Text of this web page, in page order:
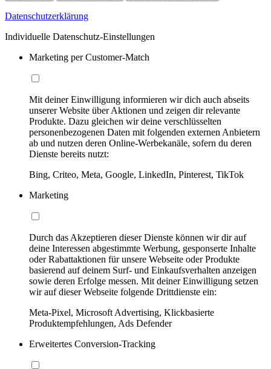
Datenschutzerklärung
Individuelle Datenschutz-Einstellungen
Marketing per Customer-Match
Mit deiner Einwilligung informieren wir dich auch abseits
unserer Website über Aktionen und zeigen dir relevante
Produkte. Dazu gleichen wir deine verschlüsselten
personenbezogenen Daten mit folgenden externen Anbietern
ab und nutzen deren Online-Werbekanäle, sofern du deren
Dienste bereits nutzt:
Bing, Criteo, Meta, Google, LinkedIn, Pinterest, TikTok
Marketing
Durch das Akzeptieren dieser Dienste können wir dir auf
deine Interessen abgestimmte Werbung, gesponserte Inhalte
oder Rabattaktionen für unsere Webseite oder Produkte
basierend auf deinem Surf- und Einkaufsverhalten anzeigen
sowie deren Erfolge messen. Mit deiner Einwilligung setzen
wir auf dieser Webseite folgende Drittdienste ein:
Meta-Pixel, Microsoft Advertising, Klickbasierte
Produktempfehlungen, Ads Defender
Erweitertes Conversion-Tracking